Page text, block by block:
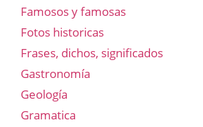
Famosos y famosas
Fotos historicas
Frases, dichos, significados
Gastronomía
Geología
Gramatica